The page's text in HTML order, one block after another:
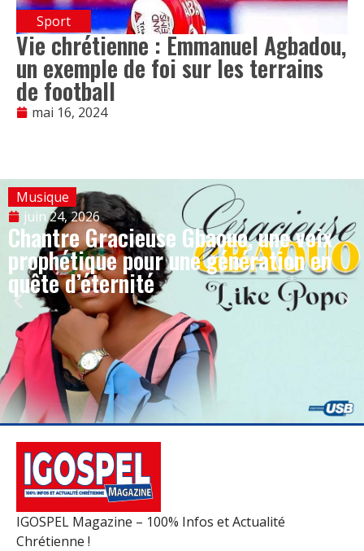
Sport
Vie chrétienne : Emmanuel Agbadou,
un exemple de foi sur les terrains
de football
mai 16, 2024
Musique
juin 24, 2026
Chantre Gracieuse Gbaouo, une voix
prophétique pour une génération en
quête d’éternité
IGOSPEL Magazine – 100% Infos et Actualité
Chrétienne !